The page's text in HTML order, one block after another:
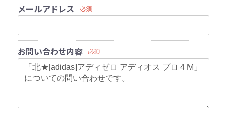
メールアドレス
必須
お問い合わせ内容 必須